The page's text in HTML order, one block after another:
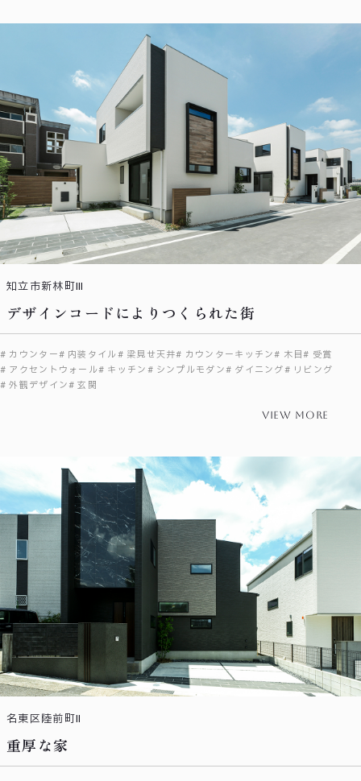
知立市新林町Ⅲ
デザインコードによりつくられた街
カウンター 内装タイル 梁見せ天井 カウンターキッチン 木目
受賞
アクセントウォール
キッチン シンプルモダン ダイニング
リビング
外観デザイン
玄関
view more
名東区陸前町Ⅱ
重厚な家